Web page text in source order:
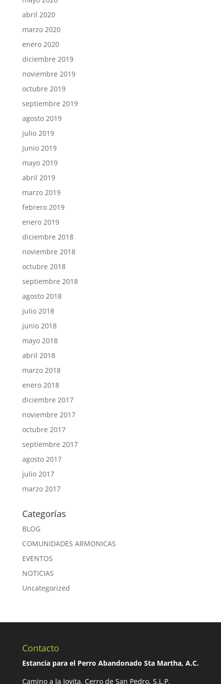
abril 2020
marzo 2020
enero 2020
diciembre 2019
noviembre 2019
octubre 2019
septiembre 2019
agosto 2019
julio 2019
junio 2019
mayo 2019
abril 2019
marzo 2019
febrero 2019
enero 2019
diciembre 2018
noviembre 2018
octubre 2018
septiembre 2018
agosto 2018
julio 2018
junio 2018
mayo 2018
abril 2018
marzo 2018
enero 2018
diciembre 2017
noviembre 2017
octubre 2017
septiembre 2017
agosto 2017
julio 2017
marzo 2017
Categorías
BLOG
COMUNIDADES ARMONICAS
EVENTOS
NOTICIAS
Uncategorized
Contacto
Estancia para el Perro Abandonado Sta Martha, A.C.
Camino a la Joyita, Cerro de San Pedro, S.L.P.